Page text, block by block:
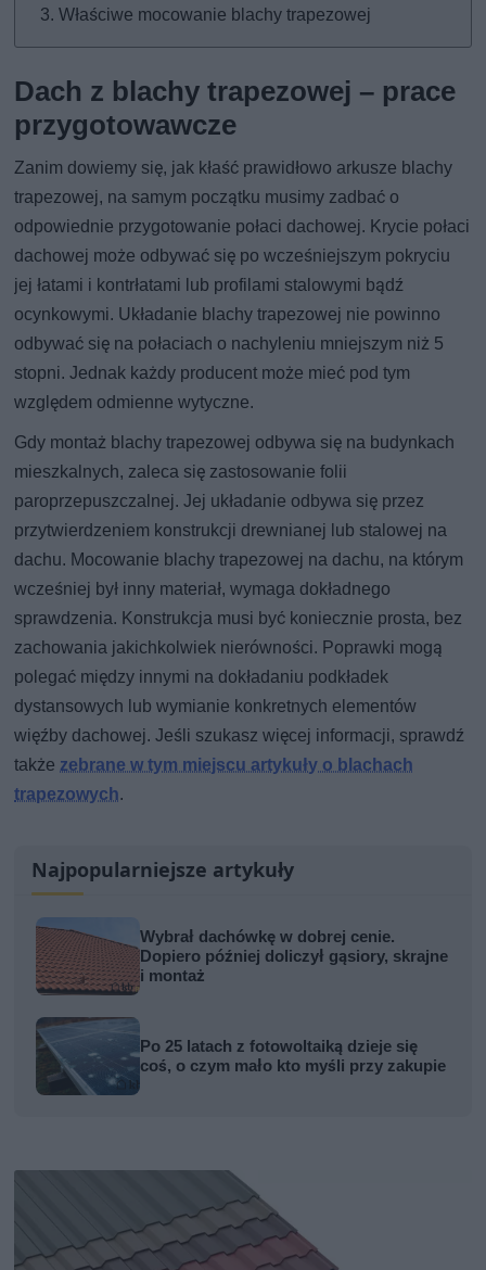
Właściwe mocowanie blachy trapezowej
Dach z blachy trapezowej – prace
przygotowawcze
Zanim dowiemy się, jak kłaść prawidłowo arkusze blachy
trapezowej, na samym początku musimy zadbać o
odpowiednie przygotowanie połaci dachowej. Krycie połaci
dachowej może odbywać się po wcześniejszym pokryciu
jej łatami i kontrłatami lub profilami stalowymi bądź
ocynkowymi. Układanie blachy trapezowej nie powinno
odbywać się na połaciach o nachyleniu mniejszym niż 5
stopni. Jednak każdy producent może mieć pod tym
względem odmienne wytyczne.
Gdy montaż blachy trapezowej odbywa się na budynkach
mieszkalnych, zaleca się zastosowanie folii
paroprzepuszczalnej. Jej układanie odbywa się przez
przytwierdzeniem konstrukcji drewnianej lub stalowej na
dachu. Mocowanie blachy trapezowej na dachu, na którym
wcześniej był inny materiał, wymaga dokładnego
sprawdzenia. Konstrukcja musi być koniecznie prosta, bez
zachowania jakichkolwiek nierówności. Poprawki mogą
polegać między innymi na dokładaniu podkładek
dystansowych lub wymianie konkretnych elementów
więźby dachowej. Jeśli szukasz więcej informacji, sprawdź
także zebrane w tym miejscu artykuły o blachach
trapezowych.
Najpopularniejsze artykuły
Wybrał dachówkę w dobrej cenie.
Dopiero później doliczył gąsiory, skrajne
i montaż
Po 25 latach z fotowoltaiką dzieje się
coś, o czym mało kto myśli przy zakupie